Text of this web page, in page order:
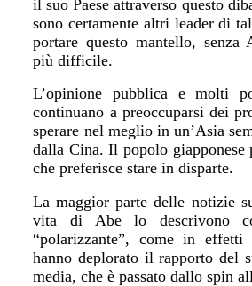
il suo Paese attraverso questo
sono certamente altri leader di
portare questo mantello,
più difficile.
L’opinione pubblica e molti
continuano a preoccuparsi dei
sperare nel meglio in un’Asia
dalla Cina. Il popolo giapponese
che preferisce stare in disparte.
La maggior parte delle notizie
vita di Abe lo descrivono
“polarizzante”, come in effetti
hanno deplorato il rapporto del
media, che è passato dallo spin